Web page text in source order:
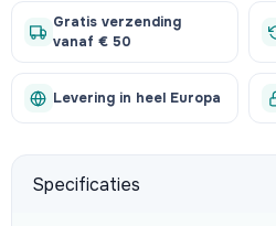
Gratis verzending
vanaf € 50
Levering in heel Europa
Specificaties